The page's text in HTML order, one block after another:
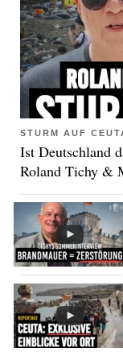
STURM AUF
Ist Deutschland
Roland Tichy &